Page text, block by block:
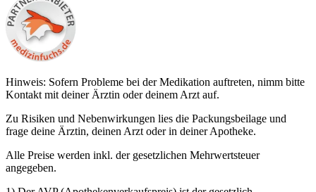
Hinweis: Sofern Probleme bei der Medikation auftreten, nimm bitte
Kontakt mit deiner Ärztin oder deinem Arzt auf.
Zu Risiken und Nebenwirkungen lies die Packungsbeilage und
frage deine Ärztin, deinen Arzt oder in deiner Apotheke.
Alle Preise werden inkl. der gesetzlichen Mehrwertsteuer
angegeben.